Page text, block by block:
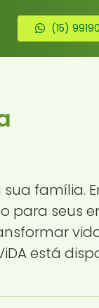
(15)
família.
para seus
está